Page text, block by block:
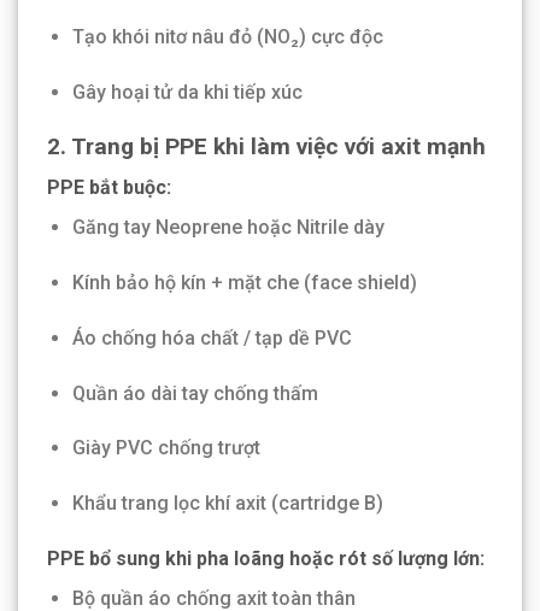
Tạo khói nitơ nâu đỏ (NO₂) cực độc
Gây hoại tử da khi tiếp xúc
2. Trang bị PPE khi làm việc với axit mạnh
PPE bắt buộc:
Găng tay Neoprene hoặc Nitrile dày
Kính bảo hộ kín + mặt che (face shield)
Áo chống hóa chất / tạp dề PVC
Quần áo dài tay chống thấm
Giày PVC chống trượt
Khẩu trang lọc khí axit (cartridge B)
PPE bổ sung khi pha loãng hoặc rót số lượng lớn:
Bộ quần áo chống axit toàn thân